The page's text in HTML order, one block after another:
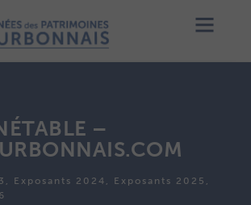
–
Exposants 2024, Exposants 2025,